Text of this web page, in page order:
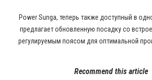
Power Sunga, теперь также доступный в
предлагает обновленную посадку со
регулируемым поясом для оптимальной
Recommend this article